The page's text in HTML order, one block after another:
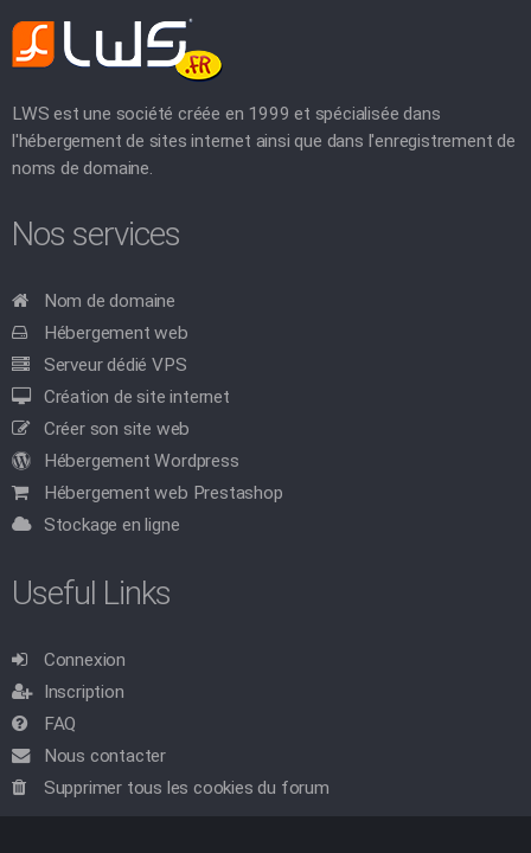
LWS est une société créée en 1999 et spécialisée dans
l'hébergement de sites internet ainsi que dans l'enregistrement de
noms de domaine.
Nos services
Nom de domaine
Hébergement web
Serveur dédié VPS
Création de site internet
Créer son site web
Hébergement Wordpress
Hébergement web Prestashop
Stockage en ligne
Useful Links
Connexion
Inscription
FAQ
Nous contacter
Supprimer tous les cookies du forum